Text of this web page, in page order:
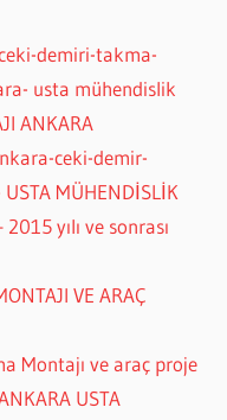
demiri-takma-
usta mühendislik
ANKARA
ceki-demir-
MÜHENDİSLİK
yılı ve sonrası
VE ARAÇ
Montajı ve araç proje
USTA